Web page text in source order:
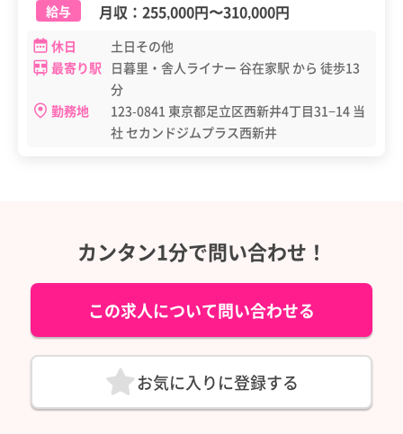
給与
月収： 255,000円〜310,000円
休日
土日その他
最寄り駅
日暮里・舎人ライナー 谷在家駅 から 徒歩13
分
勤務地
123-0841 東京都足立区西新井4丁目31−14 当
社 セカンドジムプラス西新井
カンタン1分で問い合わせ！
この求人について問い合わせる
お気に入りに登録する